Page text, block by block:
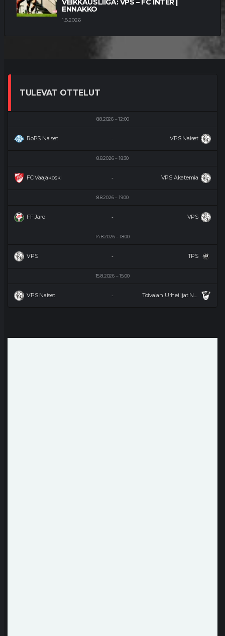
VEIKKAUSLIIGA: VPS – FC INTER |
ENNAKKO
1.8.2026
TULEVAT OTTELUT
8.8.2026 12:00
RoPS Naiset VPS Naiset
-
8.8.2026 18:30
FC Vaajakoski VPS Akatemia
-
8.8.2026 19:00
FF Jaro VPS
-
14.8.2026 18:00
VPS TPS
-
15.8.2026 15:00
VPS Naiset Toivalan Urheilijat Naiset
-